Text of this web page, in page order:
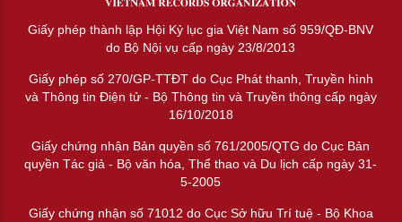
Giấy phép thành lập Hội Kỷ lục gia Việt Nam số 959/QĐ-BNV
do Bộ Nội vụ cấp ngày 23/8/2013
Giấy phép số 270/GP-TTĐT do Cục Phát thanh, Truyền hình
và Thông tin Điện tử - Bộ Thông tin và Truyền thông cấp ngày
16/10/2018
Giấy chứng nhận Bản quyền số 761/2005/QTG do Cục Bản
quyền Tác giả - Bộ văn hóa, Thể thao và Du lịch cấp ngày 31-
5-2005
Giấy chứng nhận số 71012 do Cục Sở hữu Trí tuệ - Bộ Khoa